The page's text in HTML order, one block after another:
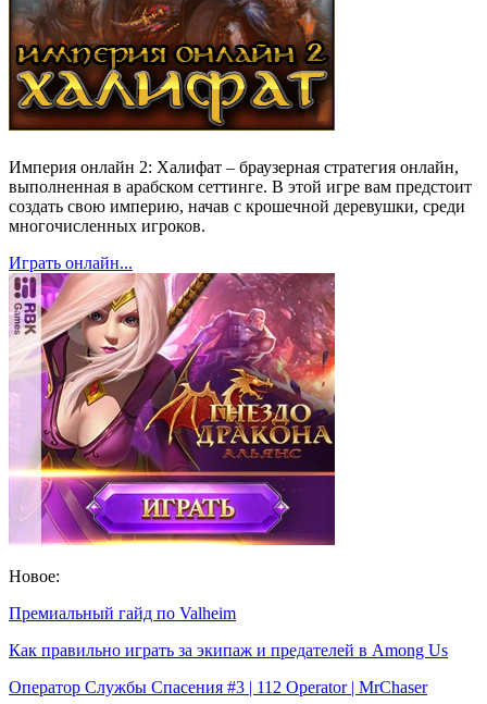
Империя онлайн 2: Халифат – браузерная стратегия онлайн,
выполненная в арабском сеттинге. В этой игре вам предстоит
создать свою империю, начав с крошечной деревушки, среди
многочисленных игроков.
Играть онлайн...
Новое:
Премиальный гайд по Valheim
Как правильно играть за экипаж и предателей в Among Us
Оператор Службы Спасения #3 | 112 Operator | MrChaser